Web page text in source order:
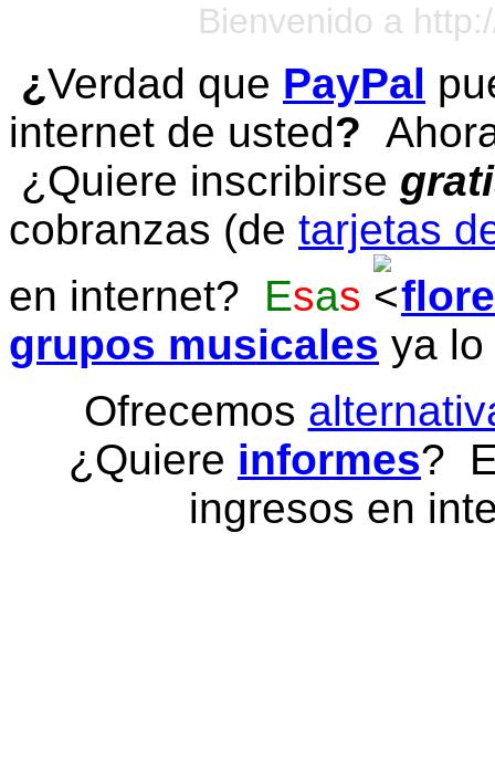
Bienvenido a
¿Verdad que PayPal
internet de usted?
¿Quiere inscribirse
cobranzas (de tarjetas
en internet? Esas
grupos musicales ya
Ofrecemos
¿Quiere informes?
ingresos en